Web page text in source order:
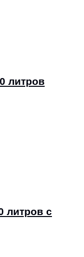
литров
литров с